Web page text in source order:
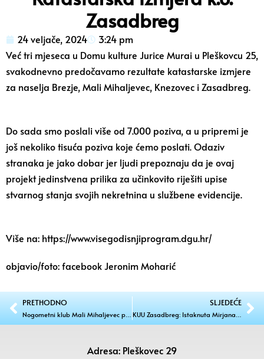
Zasadbreg
24 veljače, 2024
3:24 pm
Već tri mjeseca u Domu kulture Jurice Murai u Pleškovcu 25,
svakodnevno predočavamo rezultate katastarske izmjere
za naselja Brezje, Mali Mihaljevec, Knezovec i Zasadbreg.
Do sada smo poslali više od 7.000 poziva, a u pripremi je
još nekoliko tisuća poziva koje ćemo poslati. Odaziv
stranaka je jako dobar jer ljudi prepoznaju da je ovaj
projekt jedinstvena prilika za učinkovito riješiti upise
stvarnog stanja svojih nekretnina u službene evidencije.
Više na: https://www.visegodisnjiprogram.dgu.hr/
objavio/foto: facebook Jeronim Moharić
PRETHODNO
Nogometni klub Mali Mihaljevec pripreme za novu sezonu započeo je turnirom u beli
SLJEDEĆE
KUU Zasadbreg: Istaknuta Mirjana Korunić ostaje predsjednica!
Adresa: Pleškovec 29